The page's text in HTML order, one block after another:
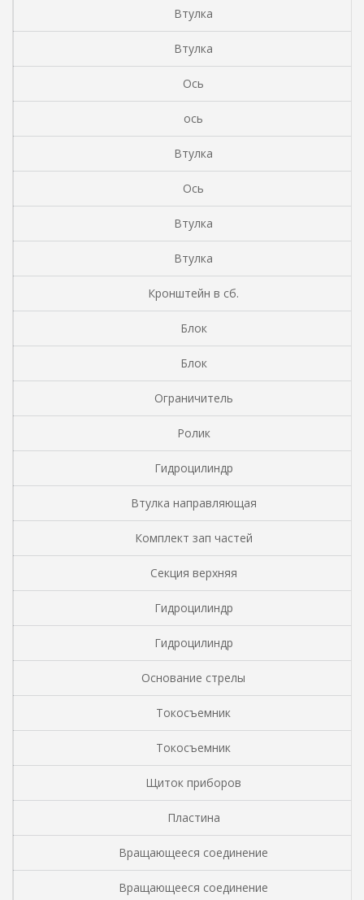
Втулка
Втулка
Ось
ось
Втулка
Ось
Втулка
Втулка
Кронштейн в сб.
Блок
Блок
Ограничитель
Ролик
Гидроцилиндр
Втулка направляющая
Комплект зап частей
Секция верхняя
Гидроцилиндр
Гидроцилиндр
Основание стрелы
Токосъемник
Токосъемник
Щиток приборов
Пластина
Вращающееся соединение
Вращающееся соединение